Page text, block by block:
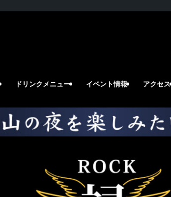
ドリンクメニュー イベント情報 アクセス